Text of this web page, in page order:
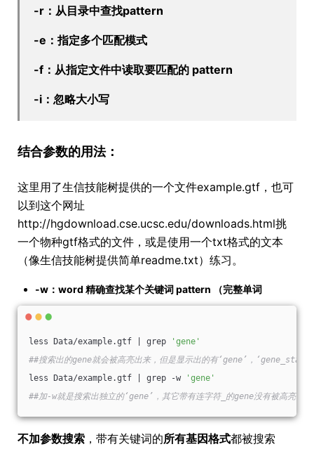
-r：从目录中查找pattern
-e：指定多个匹配模式
-f：从指定文件中读取要匹配的 pattern
-i：忽略大小写
结合参数的用法：
这里用了生信技能树提供的一个文件example.gtf，也可
以到这个网址
http://hgdownload.cse.ucsc.edu/downloads.html挑
一个物种gtf格式的文件，或是使用一个txt格式的文本
（像生信技能树提供简单readme.txt）练习。
-w：word 精确查找某个关键词 pattern （完整单词
less Data/example.gtf | grep
'gene'
##搜索出的gene就会被高亮出来，但是显示出的有‘gene’，
less Data/example.gtf | grep -w
'gene'
##加-w就是搜索出独立的‘gene’，其它带有连字符_的gene没有被高亮
不加参数搜索 ，带有关键词的所有基因格式都被搜索